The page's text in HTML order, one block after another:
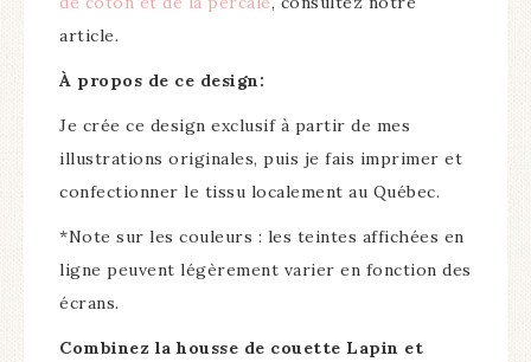
article.
À propos de ce design:
Je crée ce design exclusif à partir de mes
illustrations originales, puis je fais imprimer et
confectionner le tissu localement au Québec.
*Note sur les couleurs : les teintes affichées en
ligne peuvent légèrement varier en fonction des
écrans.
Combinez la housse de couette Lapin et